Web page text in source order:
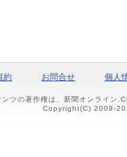
約 お問合せ 個人
ツの著作権は、新聞オンライン
Copyright(C) 2009-